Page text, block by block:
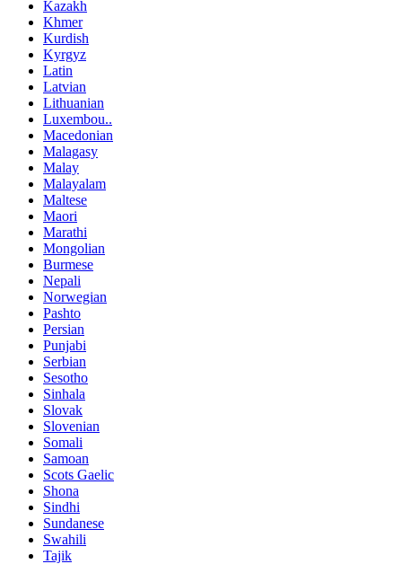
Kazakh
Khmer
Kurdish
Kyrgyz
Latin
Latvian
Lithuanian
Luxembou..
Macedonian
Malagasy
Malay
Malayalam
Maltese
Maori
Marathi
Mongolian
Burmese
Nepali
Norwegian
Pashto
Persian
Punjabi
Serbian
Sesotho
Sinhala
Slovak
Slovenian
Somali
Samoan
Scots Gaelic
Shona
Sindhi
Sundanese
Swahili
Tajik